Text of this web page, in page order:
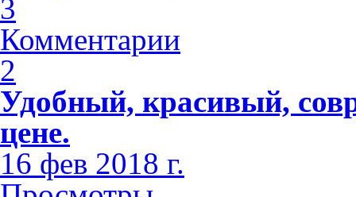
3
Комментарии
2
Удобный, красивый,
цене.
16 фев 2018 г.